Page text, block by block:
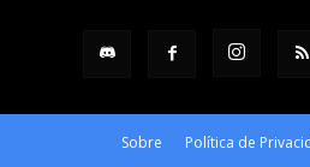
Sobre Política de